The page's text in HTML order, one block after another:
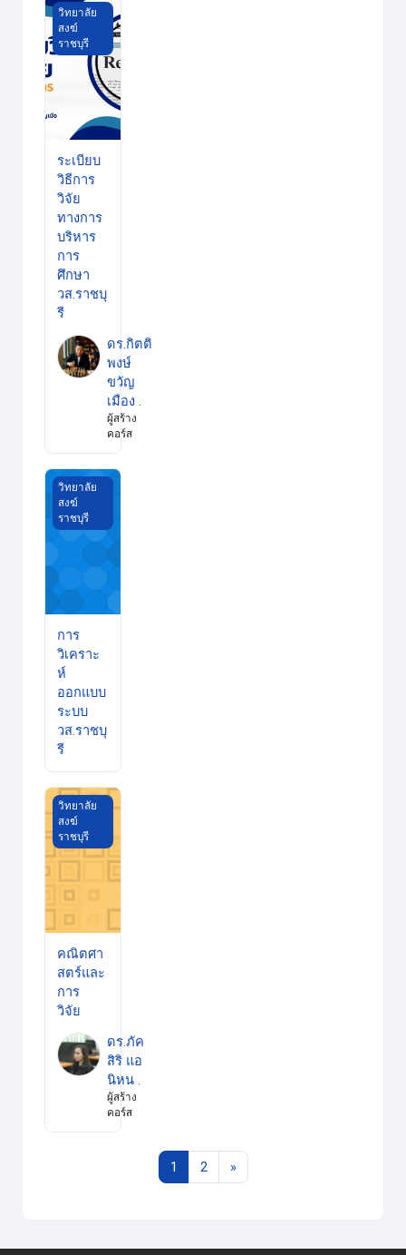
ระเบียบวิธีการวิจัยทางการบริหารการศึกษา วส.ราชบุรี
วิทยาลัย
สงฆ์
ราชบุรี
ระเบียบ
วิธีการ
วิจัย
ทางการ
บริหาร
การ
ศึกษา
วส.ราชบุ
รี
ดร.กิตติ
พงษ์
ขวัญ
เมือง .
ผู้สร้าง
คอร์ส
การวิเคราะห์ออกแบบระบบ วส.ราชบุรี
วิทยาลัย
สงฆ์
ราชบุรี
การ
วิเคราะ
ห์
ออกแบบ
ระบบ
วส.ราชบุ
รี
คณิตศาสตร์และการวิจัย
วิทยาลัย
สงฆ์
ราชบุรี
คณิตศา
สตร์และ
การ
วิจัย
ดร.ภัค
สิริ แอ
นิหน .
ผู้สร้าง
คอร์ส
1 หน้า 1
2หน้า 2
»Next page